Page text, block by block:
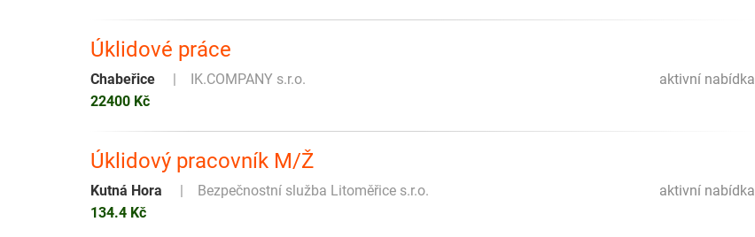
Úklidové práce
aktivní nabídka
Chabeřice
IK.COMPANY s.r.o.
22400 Kč
Úklidový pracovník M/Ž
aktivní nabídka
Kutná Hora
Bezpečnostní služba Litoměřice s.r.o.
134.4 Kč